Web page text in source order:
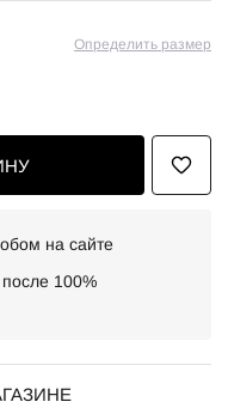
Определить размер
на сайте
100%